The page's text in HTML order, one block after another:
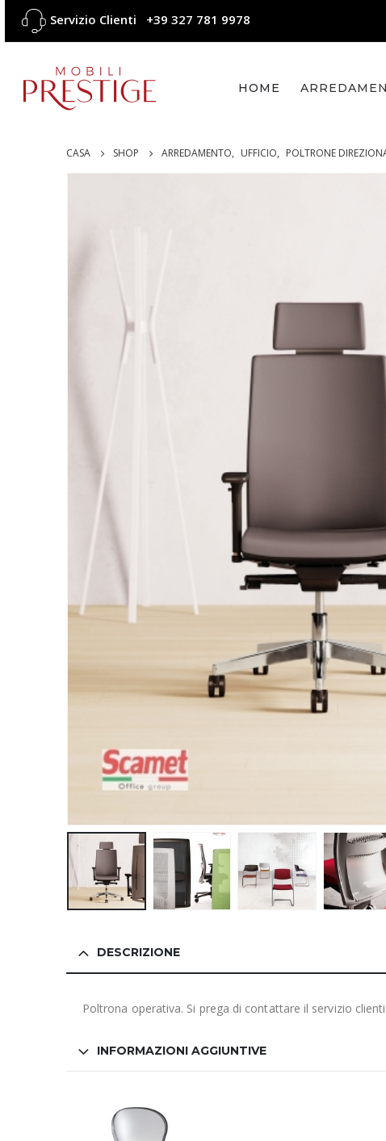
Servizio Clienti +39 327 781 9978
HOME
CASA SHOP ARREDAMENTO, UFFICIO, POLTRONE
DESCRIZIONE
Poltrona operativa. Si prega di contattare il servizio
INFORMAZIONI AGGIUNTIVE